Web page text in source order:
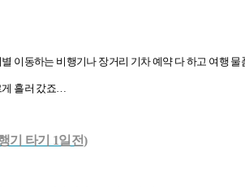
이동하는 비행기나 장거리 기차 예약 다 하고 여행 물
게 흘러 갔죠…
기 타기 1일전)